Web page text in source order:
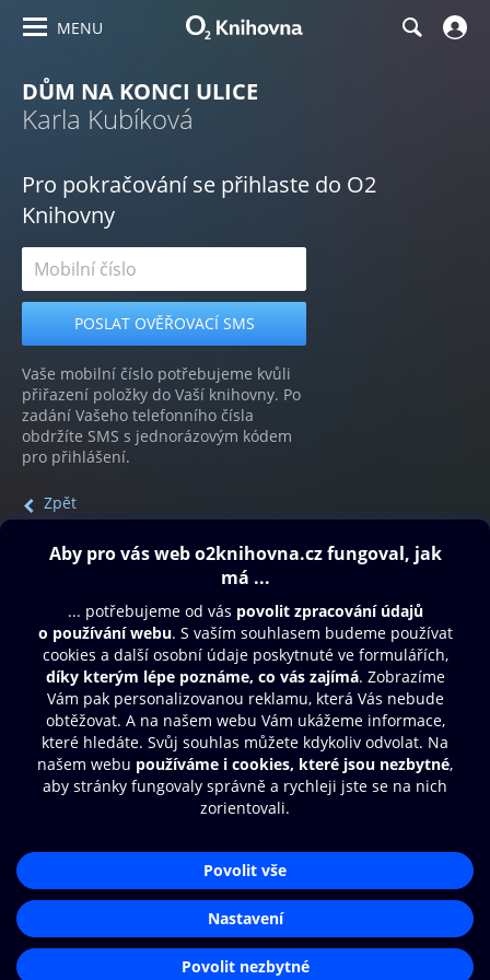
MENU
DŮM NA KONCI ULICE
Karla Kubíková
Pro pokračování se přihlaste do O2
Knihovny
Vaše mobilní číslo potřebujeme kvůli
přiřazení položky do Vaší knihovny. Po
zadání Vašeho telefonního čísla
obdržíte SMS s jednorázovým kódem
pro přihlášení.
Zpět
Obsah ke stažení
Moje O2 Knihovna
Další zábava
© O2 Czech Republic a.s.
Přístupnost
Zásady zpracování osobních údajů
Nastavení cookies
Aplikace O2 Knihovna
Čti a poslouchej své e-knihy a
audioknihy rychleji a pohodlněji.